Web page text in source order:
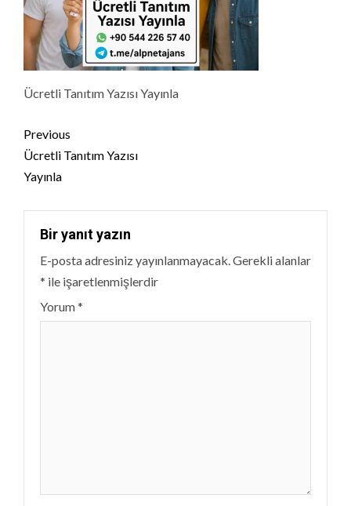
Ücretli Tanıtım Yazısı Yayınla
Continue
Reading
Previous
Ücretli Tanıtım Yazısı
Yayınla
Bir yanıt yazın
E-posta adresiniz yayınlanmayacak. Gerekli alanlar
* ile işaretlenmişlerdir
Yorum*